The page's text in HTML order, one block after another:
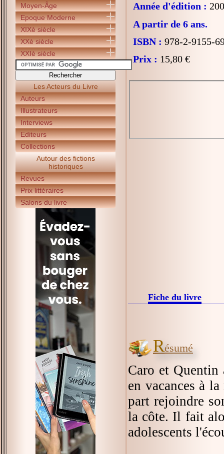
Moyen-Âge
Epoque Moderne
XIXè siècle
XXè siècle
XXIè siècle
Les Acteurs du Livre
Auteurs
Illustrateurs
Interviews
Editeurs
Collections
Autour des fictions
historiques
Revues
Prix littéraires
Salons du livre
Année d'édition :
A partir de 6 ans.
ISBN : 978-2-9155-
Prix : 15,80 €
Fiche du livre
Résumé
Caro et Quentin
en vacances à
part rejoindre
la côte. Il fait
adolescents